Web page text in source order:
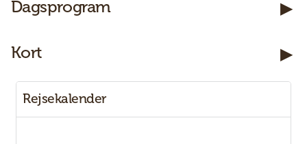
Facebook:
Dagsprogram
Kort
Rejsekalender